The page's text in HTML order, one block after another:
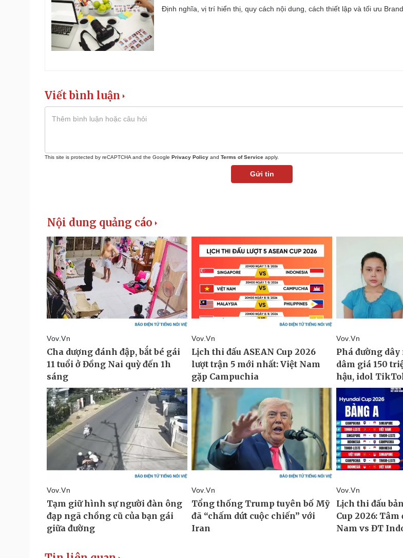
Định nghĩa, vị trí hiển thị, quy cách nội dung, cách thiết lập và tối ưu Brand
Viết bình luận
This site is protected by reCAPTCHA and the Google Privacy Policy and Terms of Service apply.
Gửi tin